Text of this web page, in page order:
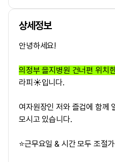
상세정보
안녕하세요!
의정부 을지병원 건너편 위치
라피☀️입니다.
여자원장인 저와 즐겁에 함께
모시고 있습니다.
⭐근무요일 & 시간 모두 조절가